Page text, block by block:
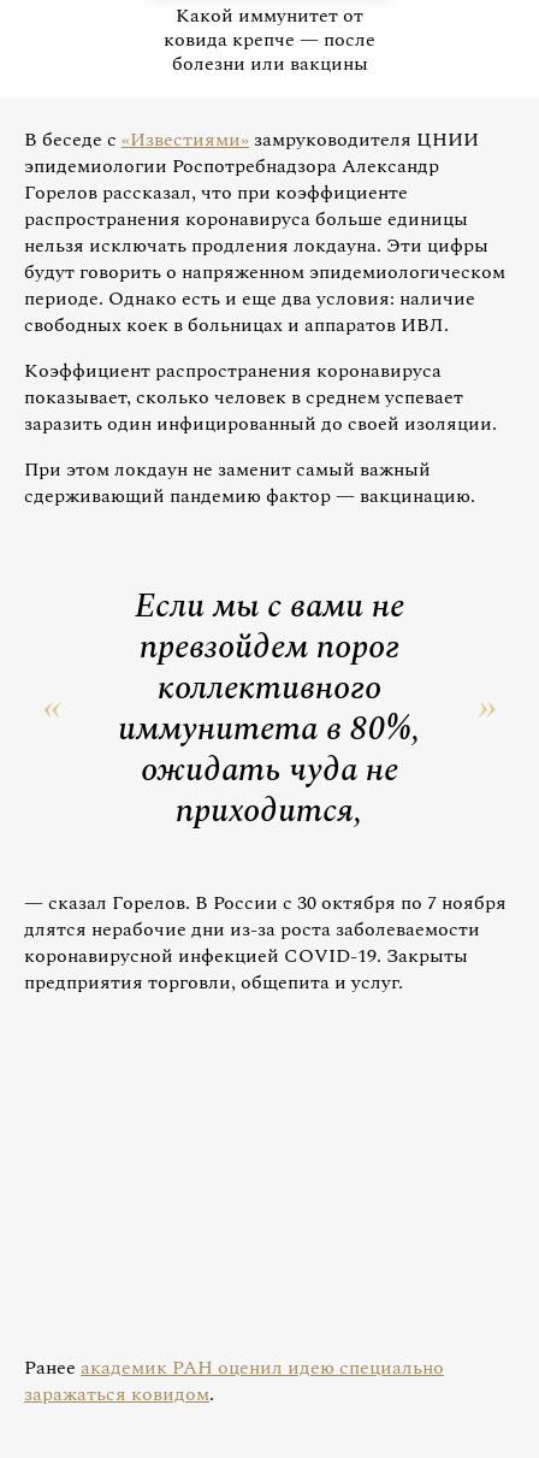
Какой иммунитет от
ковида крепче — после
болезни или вакцины
В беседе с «Известиями» замруководителя ЦНИИ
эпидемиологии Роспотребнадзора Александр
Горелов рассказал, что при коэффициенте
распространения коронавируса больше единицы
нельзя исключать продления локдауна. Эти цифры
будут говорить о напряженном эпидемиологическом
периоде. Однако есть и еще два условия: наличие
свободных коек в больницах и аппаратов ИВЛ.
Коэффициент распространения коронавируса
показывает, сколько человек в среднем успевает
заразить один инфицированный до своей изоляции.
При этом локдаун не заменит самый важный
сдерживающий пандемию фактор — вакцинацию.
Если мы с вами не
превзойдем порог
коллективного
иммунитета в 80%,
ожидать чуда не
приходится,
— сказал Горелов. В России с 30 октября по 7 ноября
длятся нерабочие дни из-за роста заболеваемости
коронавирусной инфекцией COVID-19. Закрыты
предприятия торговли, общепита и услуг.
Ранее академик РАН оценил идею специально
заражаться ковидом.